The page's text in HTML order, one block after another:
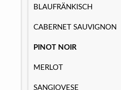
BLAUFRÄNKISCH
CABERNET SAUVIGNON
PINOT NOIR
MERLOT
SANGIOVESE